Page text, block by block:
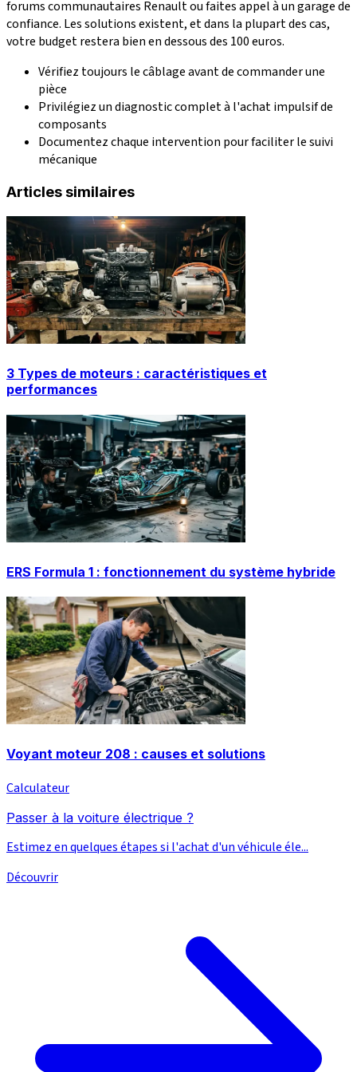
forums communautaires Renault ou faites appel à un garage de
confiance. Les solutions existent, et dans la plupart des cas,
votre budget restera bien en dessous des 100 euros.
Vérifiez toujours le câblage avant de commander une
pièce
Privilégiez un diagnostic complet à l'achat impulsif de
composants
Documentez chaque intervention pour faciliter le suivi
mécanique
Articles similaires
3 Types de moteurs : caractéristiques et
performances
ERS Formula 1 : fonctionnement du système hybride
Voyant moteur 208 : causes et solutions
Calculateur
Passer à la voiture électrique ?
Estimez en quelques étapes si l'achat d'un véhicule éle...
Découvrir